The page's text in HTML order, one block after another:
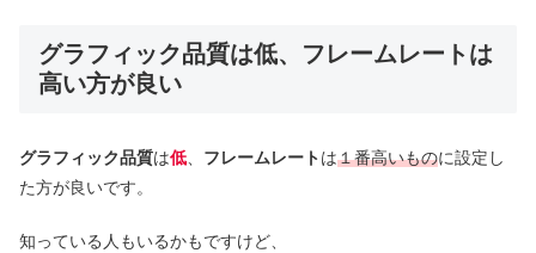
グラフィック品質は低、フレームレートは
高い方が良い
グラフィック品質は低、 フレームレートは１番高いものに設定し
た方が良いです。
知っている人もいるかもですけど、